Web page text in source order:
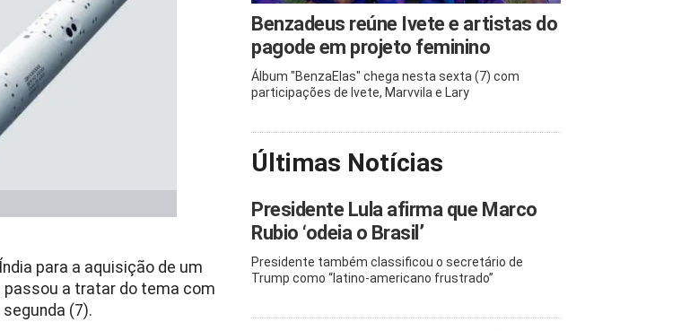
para a aquisição de um
a tratar do tema com
(7).
Benzadeus reúne Ivete e artistas do
pagode em projeto feminino
Álbum "BenzaElas" chega nesta sexta (7) com
participações de Ivete, Marvvila e Lary
Últimas Notícias
Presidente Lula afirma que Marco
Rubio ‘odeia o Brasil’
Presidente também classificou o secretário de
Trump como “latino-americano frustrado”